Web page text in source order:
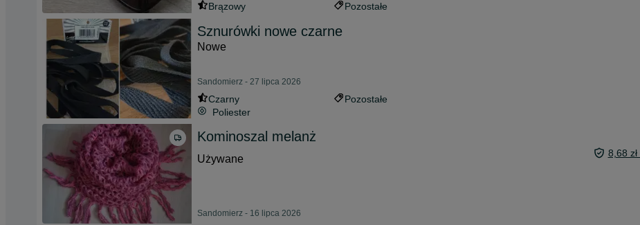
Brązowy Pozostałe
Sznurówki nowe czarne
Nowe
Sandomierz - 27 lipca 2026
Czarny
Pozostałe
Poliester
Kominoszal melanż
Używane
8,68
Sandomierz - 16 lipca 2026